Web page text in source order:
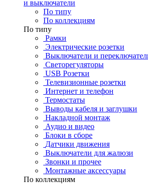
и выключатели
По типу
По коллекциям
По типу
Рамки
Электрические розетки
Выключатели и
Светорегуляторы
USB Розетки
Телевизионные розетки
Интернет и телефон
Термостаты
Выводы кабеля и заглушки
Накладной монтаж
Аудио и видео
Блоки в сборе
Датчики движения
Выключатели для жалюзи
Звонки и прочее
Монтажные аксессуары
По коллекциям